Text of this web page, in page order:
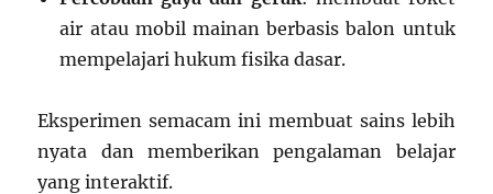
air atau mobil mainan berbasis balon untuk
mempelajari hukum fisika dasar.
Eksperimen semacam ini membuat sains lebih
nyata dan memberikan pengalaman belajar
yang interaktif.